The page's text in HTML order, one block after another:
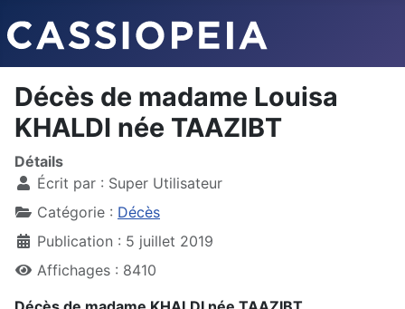
Décès de madame Louisa
KHALDI née TAAZIBT
Détails
Écrit par : Super Utilisateur
Catégorie : Décès
Publication : 5 juillet 2019
Affichages : 8410